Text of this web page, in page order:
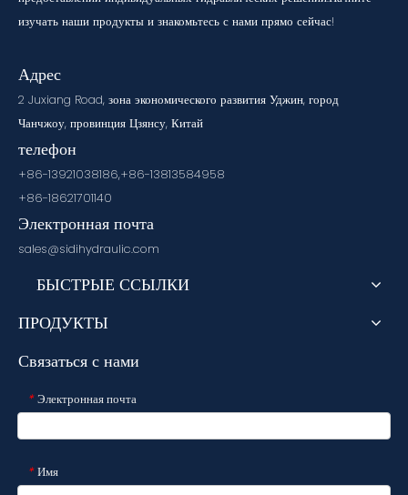
изучать наши продукты и знакомьтесь с нами прямо сейчас!
Адрес
2 Juxiang Road, зона экономического развития Уджин, город
Чанчжоу, провинция Цзянсу, Китай
телефон
+86-13921038186,+86-13813584958
+86-18621701140
Электронная почта
sales@sidihydraulic.com
БЫСТРЫЕ ССЫЛКИ
ПРОДУКТЫ
Связаться с нами
* Электронная почта
* Имя